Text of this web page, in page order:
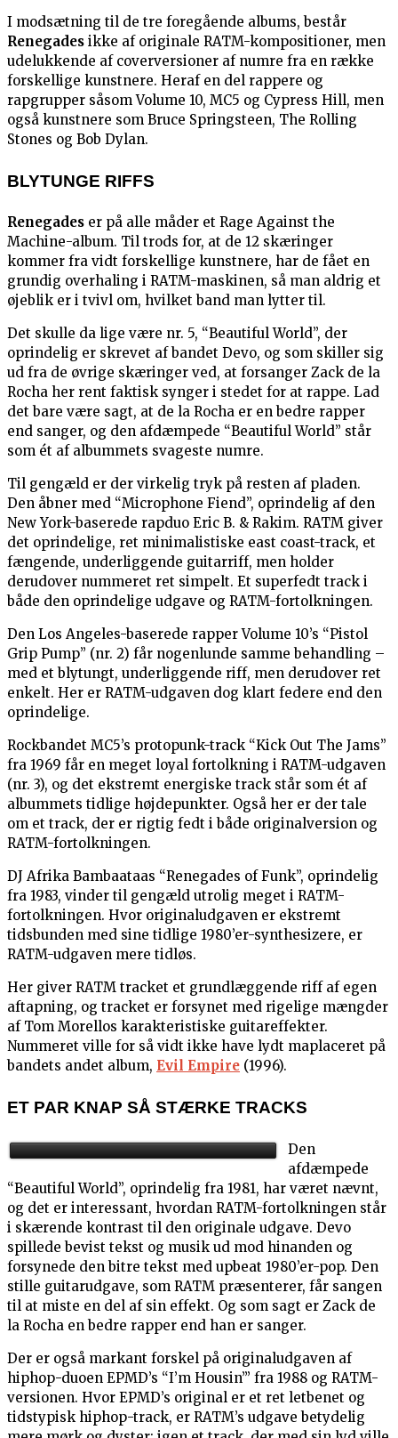
I modsætning til de tre foregående albums, består
Renegades ikke af originale RATM-kompositioner, men
udelukkende af coverversioner af numre fra en række
forskellige kunstnere. Heraf en del rappere og
rapgrupper såsom Volume 10, MC5 og Cypress Hill, men
også kunstnere som Bruce Springsteen, The Rolling
Stones og Bob Dylan.
BLYTUNGE RIFFS
Renegades er på alle måder et Rage Against the
Machine-album. Til trods for, at de 12 skæringer
kommer fra vidt forskellige kunstnere, har de fået en
grundig overhaling i RATM-maskinen, så man aldrig et
øjeblik er i tvivl om, hvilket band man lytter til.
Det skulle da lige være nr. 5, “Beautiful World”, der
oprindelig er skrevet af bandet Devo, og som skiller sig
ud fra de øvrige skæringer ved, at forsanger Zack de la
Rocha her rent faktisk synger i stedet for at rappe. Lad
det bare være sagt, at de la Rocha er en bedre rapper
end sanger, og den afdæmpede “Beautiful World” står
som ét af albummets svageste numre.
Til gengæld er der virkelig tryk på resten af pladen.
Den åbner med “Microphone Fiend”, oprindelig af den
New York-baserede rapduo Eric B. & Rakim. RATM giver
det oprindelige, ret minimalistiske east coast-track, et
fængende, underliggende guitarriff, men holder
derudover nummeret ret simpelt. Et superfedt track i
både den oprindelige udgave og RATM-fortolkningen.
Den Los Angeles-baserede rapper Volume 10’s “Pistol
Grip Pump” (nr. 2) får nogenlunde samme behandling –
med et blytungt, underliggende riff, men derudover ret
enkelt. Her er RATM-udgaven dog klart federe end den
oprindelige.
Rockbandet MC5’s protopunk-track “Kick Out The Jams”
fra 1969 får en meget loyal fortolkning i RATM-udgaven
(nr. 3), og det ekstremt energiske track står som ét af
albummets tidlige højdepunkter. Også her er der tale
om et track, der er rigtig fedt i både originalversion og
RATM-fortolkningen.
DJ Afrika Bambaataas “Renegades of Funk”, oprindelig
fra 1983, vinder til gengæld utrolig meget i RATM-
fortolkningen. Hvor originaludgaven er ekstremt
tidsbunden med sine tidlige 1980’er-synthesizere, er
RATM-udgaven mere tidløs.
Her giver RATM tracket et grundlæggende riff af egen
aftapning, og tracket er forsynet med rigelige mængder
af Tom Morellos karakteristiske guitareffekter.
Nummeret ville for så vidt ikke have lydt maplaceret på
bandets andet album, Evil Empire (1996).
ET PAR KNAP SÅ STÆRKE TRACKS
Den
afdæmpede
“Beautiful World”, oprindelig fra 1981, har været nævnt,
og det er interessant, hvordan RATM-fortolkningen står
i skærende kontrast til den originale udgave. Devo
spillede bevist tekst og musik ud mod hinanden og
forsynede den bitre tekst med upbeat 1980’er-pop. Den
stille guitarudgave, som RATM præsenterer, får sangen
til at miste en del af sin effekt. Og som sagt er Zack de
la Rocha en bedre rapper end han er sanger.
Der er også markant forskel på originaludgaven af
hiphop-duoen EPMD’s “I’m Housin’” fra 1988 og RATM-
versionen. Hvor EPMD’s original er et ret letbenet og
tidstypisk hiphop-track, er RATM’s udgave betydelig